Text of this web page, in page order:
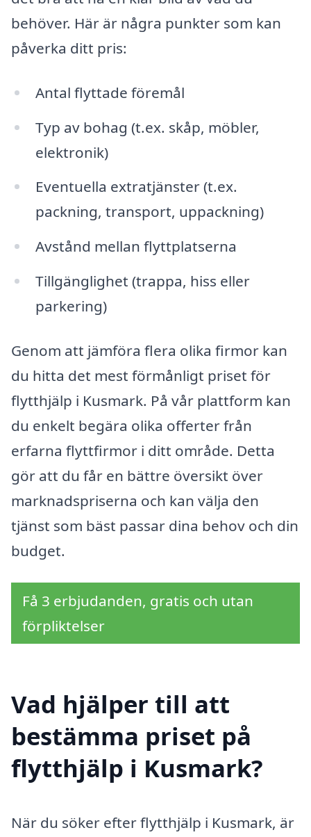
behöver. Här är några punkter som kan
påverka ditt pris:
Antal flyttade föremål
Typ av bohag (t.ex. skåp, möbler,
elektronik)
Eventuella extratjänster (t.ex.
packning, transport, uppackning)
Avstånd mellan flyttplatserna
Tillgänglighet (trappa, hiss eller
parkering)
Genom att jämföra flera olika firmor kan
du hitta det mest förmånligt priset för
flytthjälp i Kusmark. På vår plattform kan
du enkelt begära olika offerter från
erfarna flyttfirmor i ditt område. Detta
gör att du får en bättre översikt över
marknadspriserna och kan välja den
tjänst som bäst passar dina behov och din
budget.
Få 3 erbjudanden, gratis och utan
förpliktelser
Vad hjälper till att
bestämma priset på
flytthjälp i Kusmark?
När du söker efter flytthjälp i Kusmark, är